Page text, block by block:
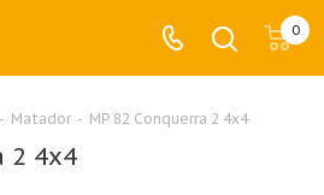
0
- Matador - MP 82 Conquerra 2 4x4
2 4x4